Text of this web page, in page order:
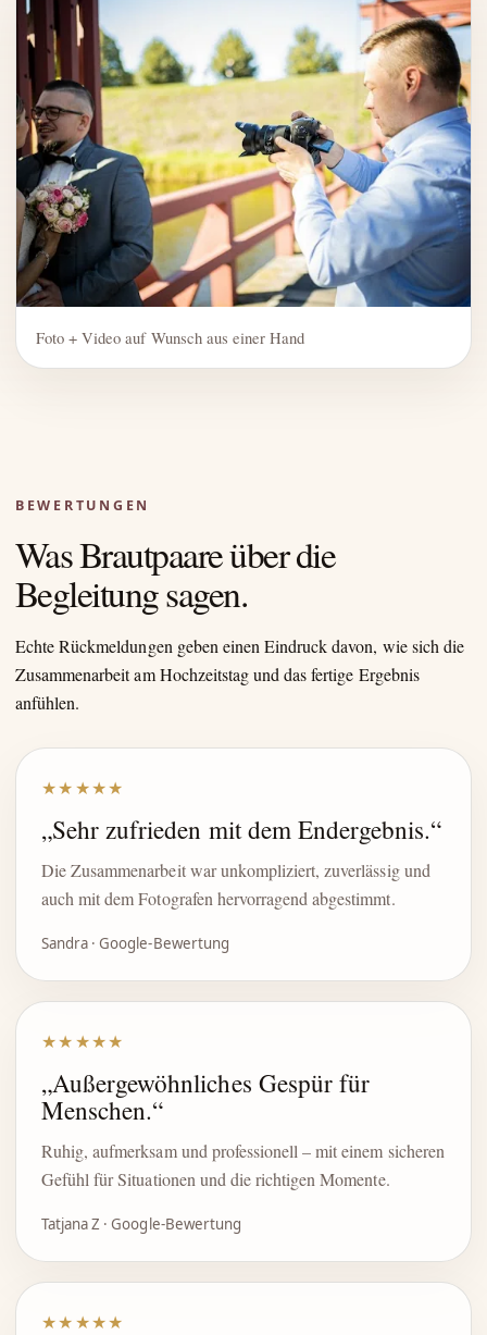
Foto + Video auf Wunsch aus einer Hand
BEWERTUNGEN
Was Brautpaare über die
Begleitung sagen.
Echte Rückmeldungen geben einen Eindruck davon, wie sich die
Zusammenarbeit am Hochzeitstag und das fertige Ergebnis
anfühlen.
★★★★★
„Sehr zufrieden mit dem Endergebnis.“
Die Zusammenarbeit war unkompliziert, zuverlässig und
auch mit dem Fotografen hervorragend abgestimmt.
Sandra · Google-Bewertung
★★★★★
„Außergewöhnliches Gespür für
Menschen.“
Ruhig, aufmerksam und professionell – mit einem sicheren
Gefühl für Situationen und die richtigen Momente.
Tatjana Z · Google-Bewertung
★★★★★